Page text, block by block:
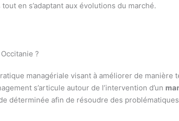
en s’adaptant aux évolutions du marché.
?
managériale visant à améliorer de manière
s’articule autour de l’intervention d’un
déterminée afin de résoudre des